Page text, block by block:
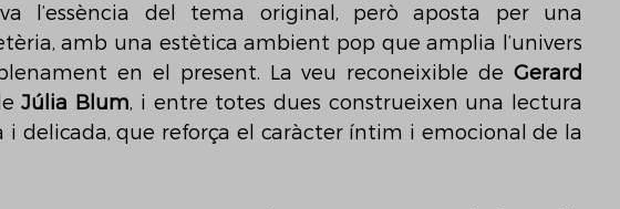
l’essència del tema original, però aposta per una
amb una estètica ambient pop que amplia l’univers
en el present. La veu reconeixible de Gerard
Júlia Blum, i entre totes dues construeixen una lectura
delicada, que reforça el caràcter íntim i emocional de la